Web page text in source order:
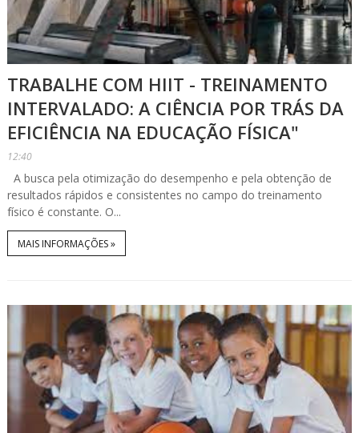
TRABALHE COM HIIT - TREINAMENTO
INTERVALADO: A CIÊNCIA POR TRÁS DA
EFICIÊNCIA NA EDUCAÇÃO FÍSICA"
12:40
A busca pela otimização do desempenho e pela obtenção de
resultados rápidos e consistentes no campo do treinamento
físico é constante. O...
MAIS INFORMAÇÕES »